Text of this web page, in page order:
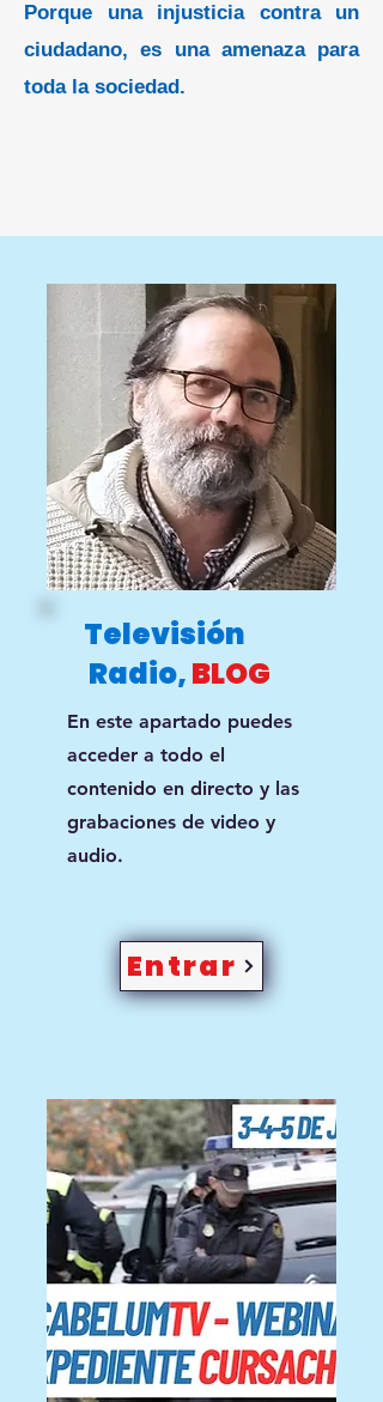
Porque una injusticia contra un
ciudadano, es una amenaza para
toda la sociedad.
Televisión
Radio,BLOG
En este apartado puedes
acceder a todo el
contenido en directo y las
grabaciones de video y
audio.
Entrar